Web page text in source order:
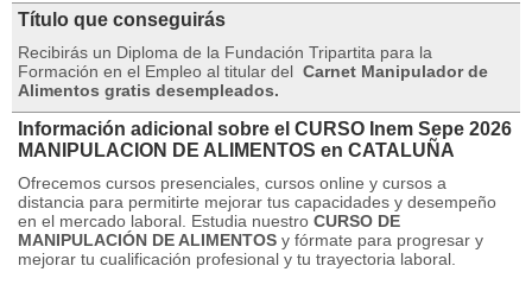
Título que conseguirás
Recibirás un Diploma de la Fundación Tripartita para la
Formación en el Empleo al titular del Carnet Manipulador de
Alimentos gratis desempleados.
Información adicional sobre el CURSO Inem Sepe 2026
MANIPULACION DE ALIMENTOS en CATALUÑA
Ofrecemos cursos presenciales, cursos online y cursos a
distancia para permitirte mejorar tus capacidades y desempeño
en el mercado laboral. Estudia nuestro CURSO DE
MANIPULACIÓN DE ALIMENTOS y fórmate para progresar y
mejorar tu cualificación profesional y tu trayectoria laboral.